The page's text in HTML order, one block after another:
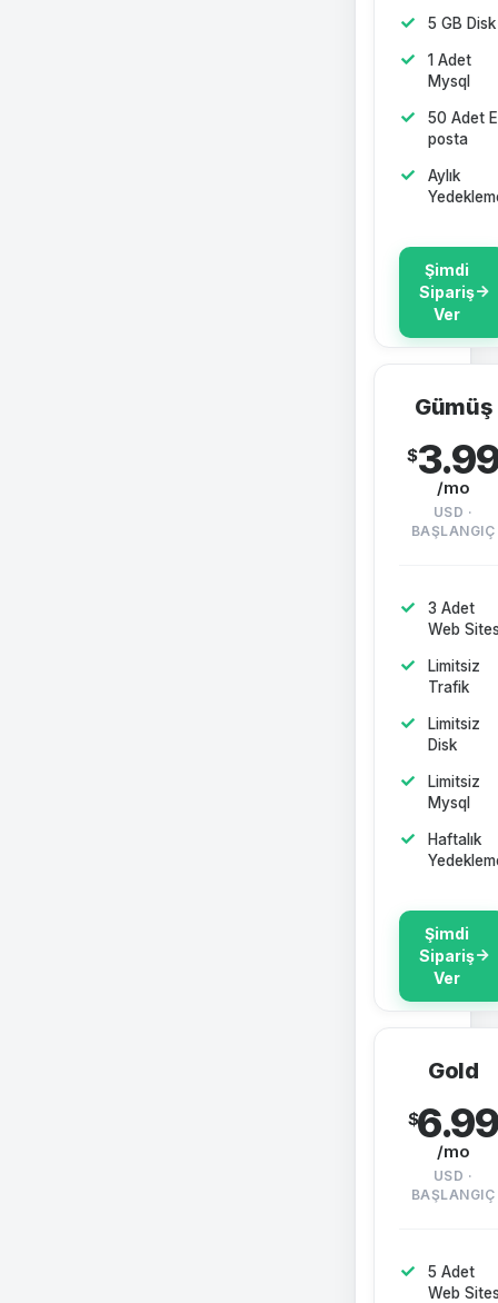
5 GB Disk
1 Adet
Mysql
50 Adet
posta
Aylık
Şimdi
Sipariş
Ver
Gümüş
$
/mo
USD ·
BAŞLANGIÇ
3 Adet
Web
Limitsiz
Trafik
Limitsiz
Disk
Limitsiz
Mysql
Haftalık
Şimdi
Sipariş
Ver
Gold
$6.99
/mo
USD ·
BAŞLANGIÇ
5 Adet
Web